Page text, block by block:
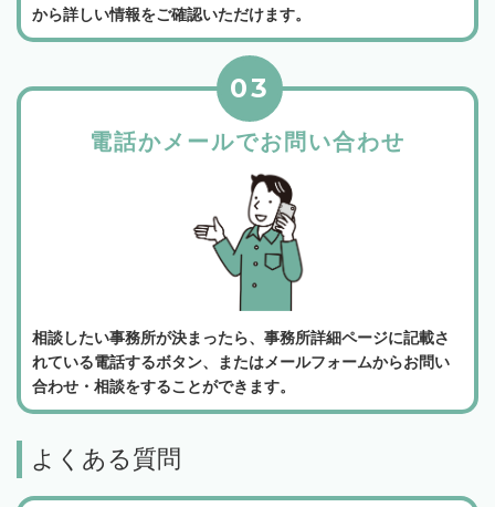
から詳しい情報をご確認いただけます。
電話かメールでお問い合わせ
03
相談したい事務所が決まったら、事務所詳細ページに記載さ
れている電話するボタン、またはメールフォームからお問い
合わせ・相談をすることができます。
よくある質問